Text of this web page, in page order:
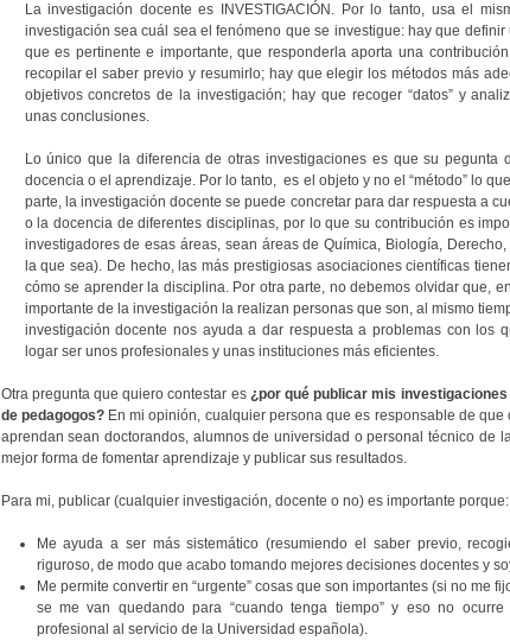
La investigación docente es INVESTIGACIÓN. Por lo tanto, usa el
investigación sea cuál sea el fenómeno que se investigue: hay que
que es pertinente e importante, que responderla aporta una
recopilar el saber previo y resumirlo; hay que elegir los métodos más
objetivos concretos de la investigación; hay que recoger “datos” y
unas conclusiones.
Lo único que la diferencia de otras investigaciones es que su pegunta
docencia o el aprendizaje. Por lo tanto, es el objeto y no el “método” lo
parte, la investigación docente se puede concretar para dar respuesta a
o la docencia de diferentes disciplinas, por lo que su contribución es
investigadores de esas áreas, sean áreas de Química, Biología,
la que sea). De hecho, las más prestigiosas asociaciones científicas
cómo se aprender la disciplina. Por otra parte, no debemos olvidar que,
importante de la investigación la realizan personas que son, al mismo
investigación docente nos ayuda a dar respuesta a problemas con los
logar ser unos profesionales y unas instituciones más eficientes.
Otra pregunta que quiero contestar es¿por qué publicar mis
de pedagogos?En mi opinión, cualquier persona que es responsable de que
aprendan sean doctorandos, alumnos de universidad o personal técnico de
mejor forma de fomentar aprendizaje y publicar sus resultados.
Para mi, publicar (cualquier investigación, docente o no) es importante porque:
Me ayuda a ser más sistemático (resumiendo el saber previo,
riguroso, de modo que acabo tomando mejores decisiones docentes y
Me permite convertir en “urgente” cosas que son importantes (si no me
se me van quedando para “cuando tenga tiempo” y eso no
profesional al servicio de la Universidad española).